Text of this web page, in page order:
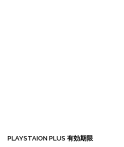
PLAYSTAION PLUS 有効期限